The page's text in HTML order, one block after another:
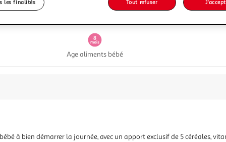
Age aliments bébé
à bien démarrer la journée, avec un apport exclusif de 5 céréales,
les finalités Tout refuser